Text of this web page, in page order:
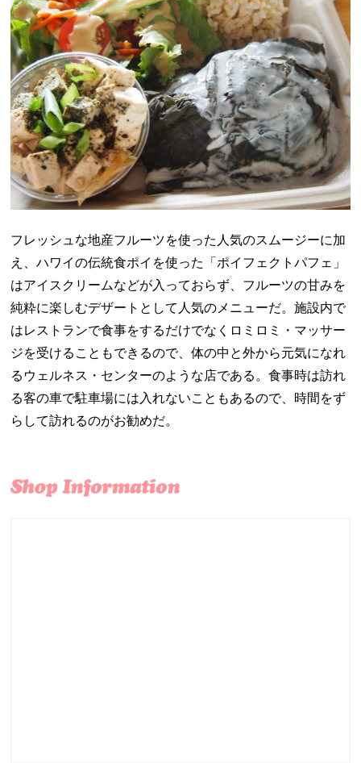
フレッシュな地産フルーツを使った人気のスムージーに加
え、ハワイの伝統食ポイを使った「ポイフェクトパフェ」
はアイスクリームなどが入っておらず、フルーツの甘みを
純粋に楽しむデザートとして人気のメニューだ。施設内で
はレストランで食事をするだけでなくロミロミ・マッサー
ジを受けることもできるので、体の中と外から元気になれ
るウェルネス・センターのような店である。食事時は訪れ
る客の車で駐車場には入れないこともあるので、時間をず
らして訪れるのがお勧めだ。